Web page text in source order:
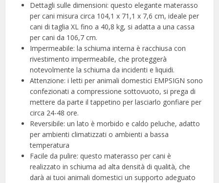
Dettagli sulle dimensioni: questo elegante materasso
per cani misura circa 104,1 x 71,1 x 7,6 cm, ideale per
cani di taglia XL fino a 40,8 kg, si adatta a una cassa
per cani da 106,7 cm.
Impermeabile: la schiuma interna è racchiusa con
rivestimento impermeabile, che proteggerà
notevolmente la schiuma da incidenti e liquidi.
Attenzione: i letti per animali domestici EMPSIGN sono
confezionati a compressione sottovuoto, si prega di
mettere da parte il tappetino per lasciarlo gonfiare per
circa 24-48 ore.
Reversibile: un lato è morbido e caldo peluche, adatto
per ambienti climatizzati o ambienti a bassa
temperatura
Facile da pulire: questo materasso per cani è
realizzato in schiuma ad alta densità di qualità, che
darà ai tuoi animali domestici un supporto adeguato